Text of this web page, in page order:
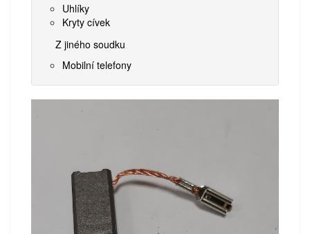
Uhlíky
Kryty cívek
Z jiného soudku
Mobilní telefony